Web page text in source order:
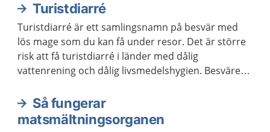
Turistdiarré
Turistdiarré är ett samlingsnamn på besvär med
lös mage som du kan få under resor. Det är större
risk att få turistdiarré i länder med dålig
vattenrening och dålig livsmedelshygien. Besvären
Så fungerar
matsmältningsorganen